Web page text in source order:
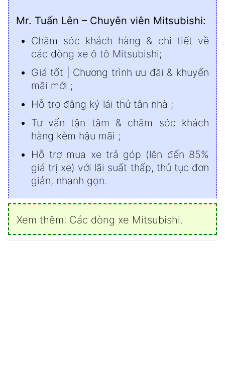
Mr. Tuấn Lên – Chuyên viên Mitsubishi:
Chăm sóc khách hàng & chi tiết về
các dòng xe ô tô Mitsubishi;
Giá tốt | Chương trình ưu đãi & khuyến
mãi mới ;
Hỗ trợ đăng ký lái thử tận nhà ;
Tư vấn tận tâm & chăm sóc khách
hàng kèm hậu mãi ;
Hỗ trợ mua xe trả góp (lên đến 85%
giá trị xe) với lãi suất thấp, thủ tục đơn
giản, nhanh gọn.
Xem thêm: Các dòng xe Mitsubishi.